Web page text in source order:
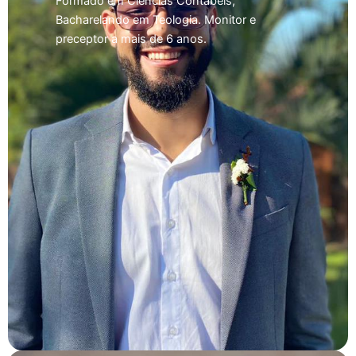
Bacharelando em Teologia. Monitor e
preceptor a mais de 6 anos.